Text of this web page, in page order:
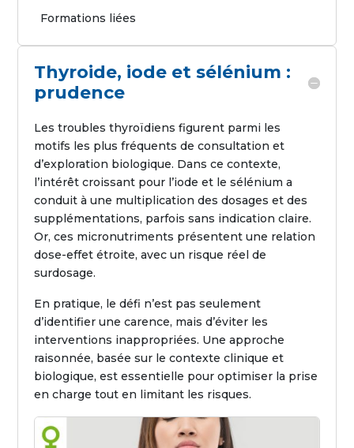
Formations liées
Thyroide, iode et sélénium :
prudence
Les troubles thyroïdiens figurent parmi les
motifs les plus fréquents de consultation et
d’exploration biologique. Dans ce contexte,
l’intérêt croissant pour l’iode et le sélénium a
conduit à une multiplication des dosages et des
supplémentations, parfois sans indication claire.
Or, ces micronutriments présentent une relation
dose-effet étroite, avec un risque réel de
surdosage.
En pratique, le défi n’est pas seulement
d’identifier une carence, mais d’éviter les
interventions inappropriées. Une approche
raisonnée, basée sur le contexte clinique et
biologique, est essentielle pour optimiser la prise
en charge tout en limitant les risques.